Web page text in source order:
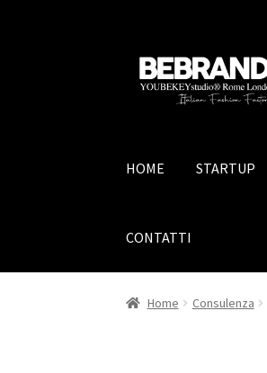
alla
navigazione
contenuto
HOME STARTUP
CONTATTI
Home Consulenza